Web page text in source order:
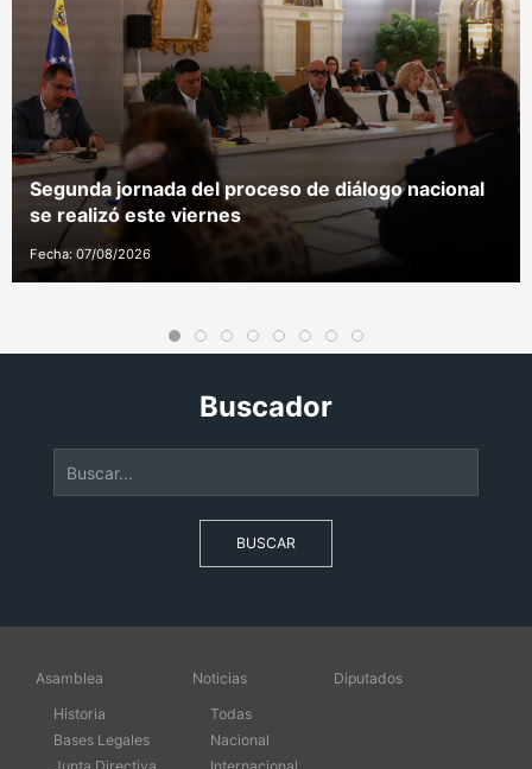
Segunda jornada del proceso de diálogo nacional
se realizó este viernes
Fecha: 07/08/2026
Buscador
BUSCAR
Asamblea
Historia
Bases Legales
Noticias
Todas
Nacional
Diputados